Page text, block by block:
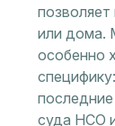
или дома.
особенно
суда НСО